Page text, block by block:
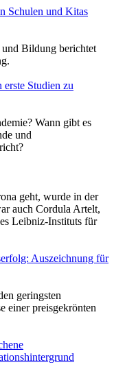
Schulen und Kitas
Bildung berichtet
Studien zu
Wann gibt es
und
geht, wurde in der
auch Cordula Artelt,
Leibniz-Instituts für
Auszeichnung für
geringsten
einer preisgekrönten